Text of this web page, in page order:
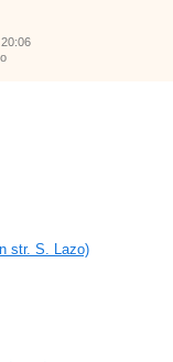
str. S. Lazo)